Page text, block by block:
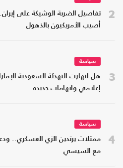
2
تفاصيل الضربة الوشيكة على
أصيب الأمريكيون بالذهول
3
سياسة
هل انهارت التهدئة السعودية
إعلامي واتهامات جديدة
4
سياسة
ممثلات يرتدين الزي العسكري..
مع السيسي